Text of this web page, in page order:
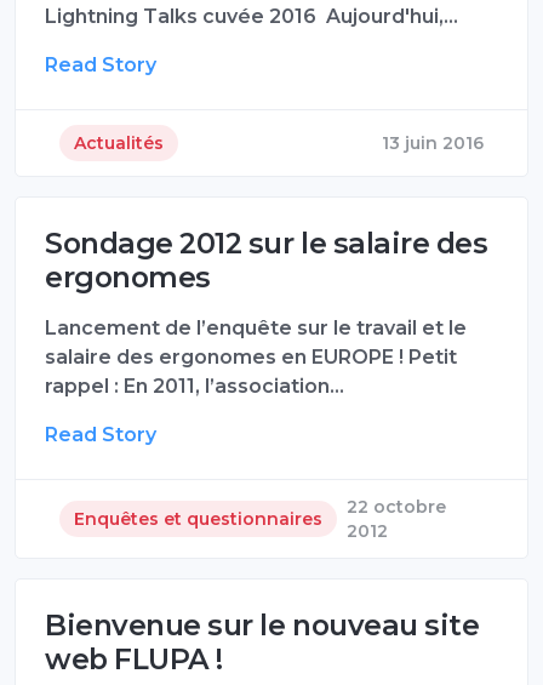
Lightning Talks cuvée 2016 Aujourd'hui,…
Read Story
Actualités 13 juin 2016
Sondage 2012 sur le salaire des
ergonomes
Lancement de l’enquête sur le travail et le
salaire des ergonomes en EUROPE ! Petit
rappel : En 2011, l’association…
Read Story
Enquêtes et questionnaires
22 octobre
2012
Bienvenue sur le nouveau site
web FLUPA !